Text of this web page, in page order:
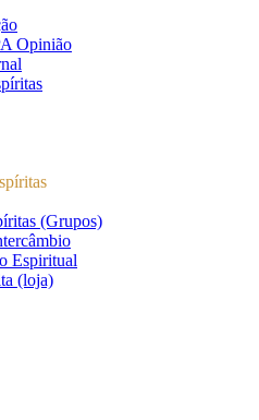
Opinião
(Grupos)
Espiritual
(loja)